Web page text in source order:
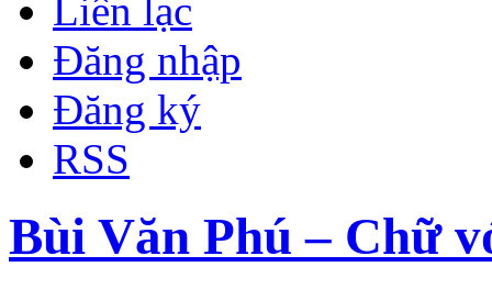
Liên lạc
Đăng nhập
Đăng ký
RSS
Bùi Văn Phú – Chữ